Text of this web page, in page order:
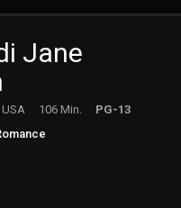
Jane
USA 106 Min.
PG-13